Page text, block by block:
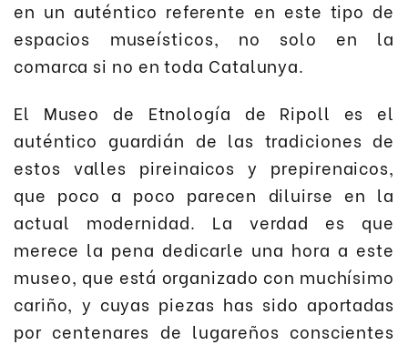
en un auténtico referente en este tipo de
espacios museísticos, no solo en la
comarca si no en toda Catalunya.
El Museo de Etnología de Ripoll es el
auténtico guardián de las tradiciones de
estos valles pireinaicos y prepirenaicos,
que poco a poco parecen diluirse en la
actual modernidad. La verdad es que
merece la pena dedicarle una hora a este
museo, que está organizado con muchísimo
cariño, y cuyas piezas has sido aportadas
por centenares de lugareños conscientes